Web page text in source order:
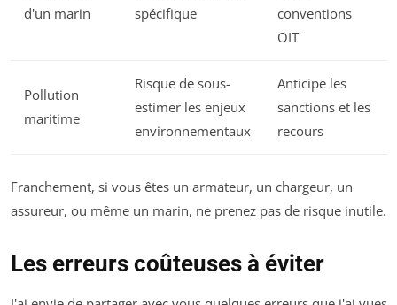
d'un marin
spécifique
conventions
OIT
Pollution
maritime
Risque de sous-
estimer les enjeux
environnementaux
Anticipe les
sanctions et les
recours
Franchement, si vous êtes un armateur, un chargeur, un
assureur, ou même un marin, ne prenez pas de risque inutile.
Les erreurs coûteuses à éviter